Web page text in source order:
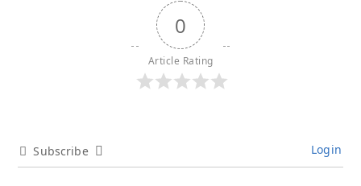
0
Article Rating
Subscribe Login